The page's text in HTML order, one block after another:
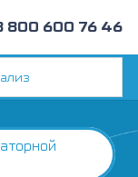
800 600 76 46